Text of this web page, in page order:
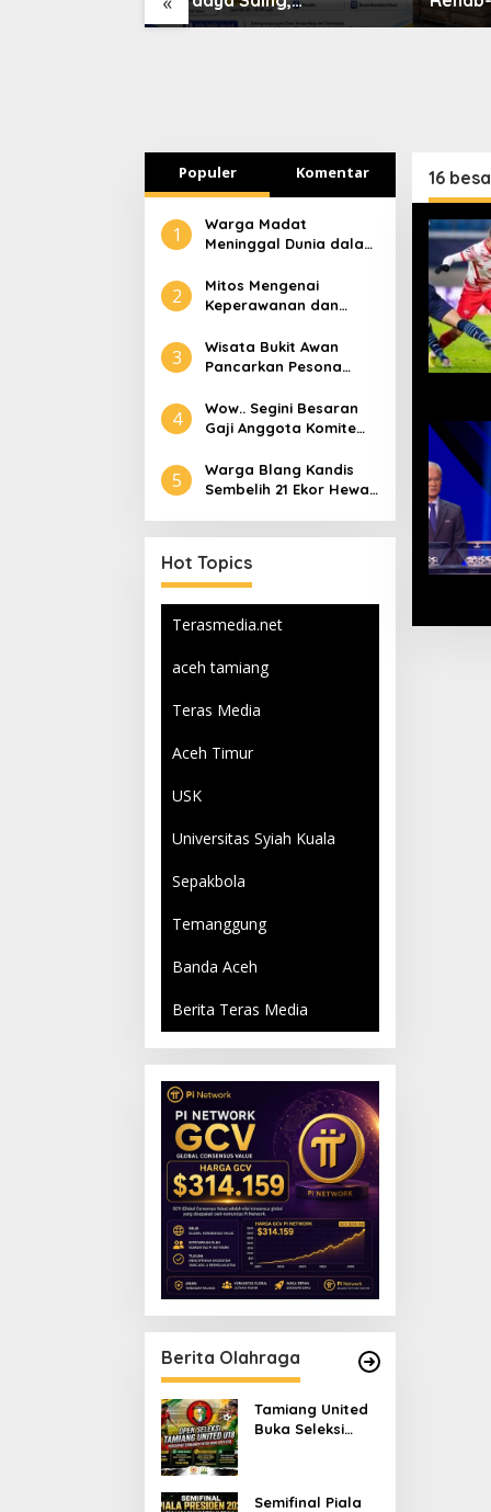
Disnakertrans Aceh
Populer Komentar
1
Warga Madat
Meninggal Dunia dalam
2
Mitos Mengenai
Keperawanan dan
3
Wisata Bukit Awan
Pancarkan Pesona
Tamiang
4
Wow.. Segini Besaran
Gaji Anggota Komite
5
Warga Blang Kandis
Sembelih 21 Ekor Hewan
Hot Topics
Terasmedia.net
aceh tamiang
Teras Media
Aceh Timur
USK
Universitas Syiah Kuala
Sepakbola
Temanggung
Banda Aceh
Berita Teras Media
Berita Olahraga
Tamiang United
Buka Seleksi
2026
Semifinal Piala
16